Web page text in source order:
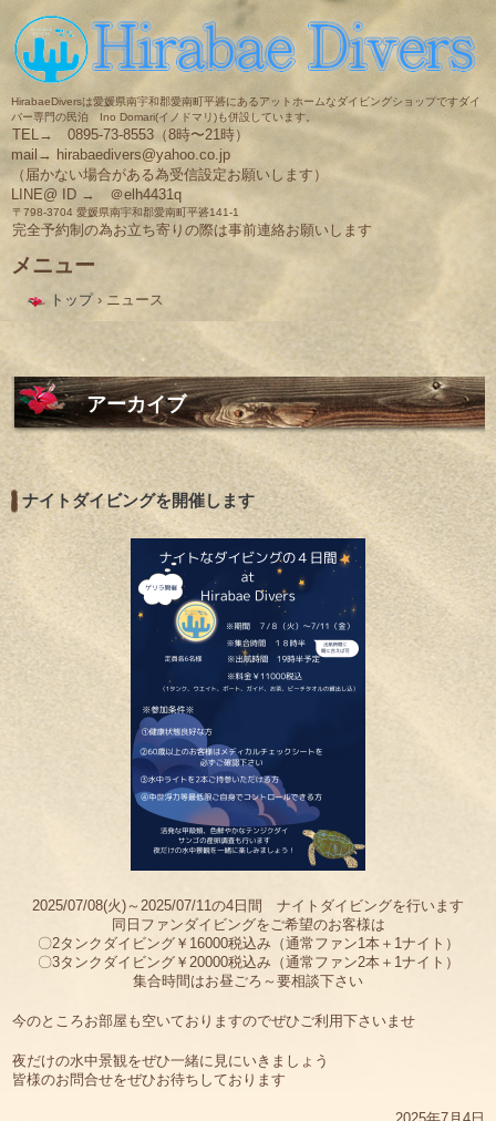
HirabaeDiversは愛媛県南宇和郡愛南町平碆にあるアットホームなダイビングショップですダイ
バー専門の民泊 Ino Domari(イノドマリ)も併設しています。
TEL→ 0895-73-8553（8時〜21時）
mail→ hirabaedivers@yahoo.co.jp
（届かない場合がある為受信設定お願いします）
LINE@ ID → ＠elh4431q
〒798-3704 愛媛県南宇和郡愛南町平碆141-1
完全予約制の為お立ち寄りの際は事前連絡お願いします
メニュー
へ
ス
キ
ッ
プ
トップ › ニュース
アーカイブ
ナイトダイビングを開催します
2025/07/08(火)～2025/07/11の4日間 ナイトダイビングを行います
同日ファンダイビングをご希望のお客様は
〇2タンクダイビング￥16000税込み（通常ファン1本＋1ナイト）
〇3タンクダイビング￥20000税込み（通常ファン2本＋1ナイト）
集合時間はお昼ごろ～要相談下さい
今のところお部屋も空いておりますのでぜひご利用下さいませ
夜だけの水中景観をぜひ一緒に見にいきましょう
皆様のお問合せをぜひお待ちしております